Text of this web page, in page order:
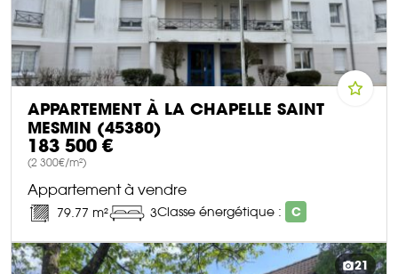
APPARTEMENT À LA CHAPELLE SAINT
MESMIN (45380)
183 500 €
(2 300€/m²)
Appartement à vendre
79.77 m² 3Classe énergétique : C
DÉCOUVRIR CE BIEN
21